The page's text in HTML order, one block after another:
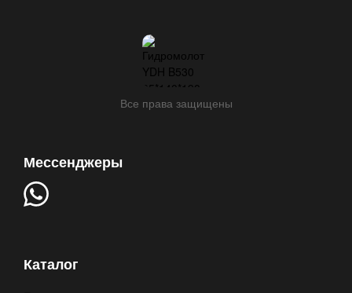
Все права защищены
Мессенджеры
Каталог